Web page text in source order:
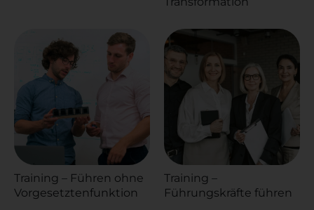
Training – Führen ohne
Vorgesetztenfunktion
Training –
Führungskräfte führen